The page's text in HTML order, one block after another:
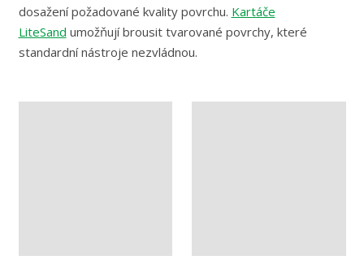
dosažení požadované kvality povrchu. Kartáče
LiteSand umožňují brousit tvarované povrchy, které
standardní nástroje nezvládnou.